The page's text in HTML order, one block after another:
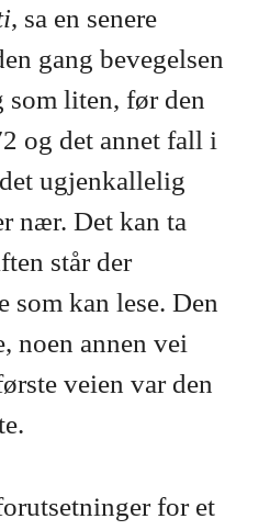
, sa en senere
gang bevegelsen
liten, før den
og det annet fall i
ugjenkallelig
nær. Det kan ta
står der
som kan lese. Den
noen annen vei
veien var den
for et